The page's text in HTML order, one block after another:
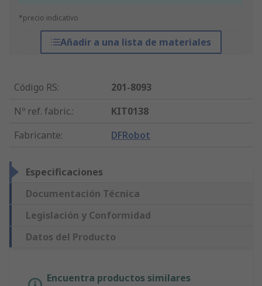
*precio indicativo
Añadir a una lista de materiales
Código RS:
201-8093
Nº ref. fabric.:
KIT0138
Fabricante: DFRobot
Especificaciones
Documentación Técnica
Legislación y Conformidad
Datos del Producto
Encuentra productos similares